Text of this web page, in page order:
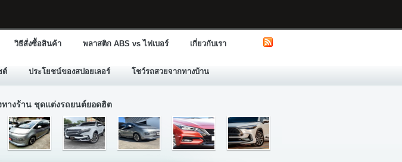
วิธีสั่งซื้อสินค้า พลาสติก ABS vs ไฟเบอร์ เกี่ยวกับเรา
ต์ ประโยชน์ของสปอยเลอร์ โชว์รถสวยจากทางบ้าน
างร้าน ชุดแต่งรถยนต์ยอดฮิต